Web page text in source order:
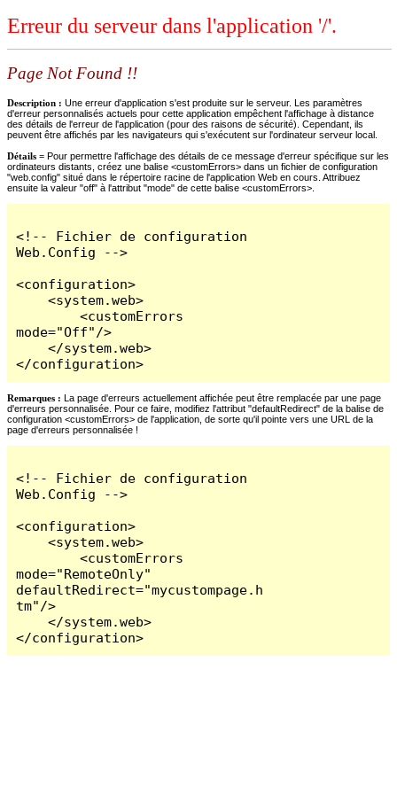
Erreur du serveur dans l'application '/'.
Page Not Found !!
Description : Une erreur d'application s'est produite sur le serveur. Les paramètres
d'erreur personnalisés actuels pour cette application empêchent l'affichage à distance
des détails de l'erreur de l'application (pour des raisons de sécurité). Cependant, ils
peuvent être affichés par les navigateurs qui s'exécutent sur l'ordinateur serveur local.
Détails = Pour permettre l'affichage des détails de ce message d'erreur spécifique sur les
ordinateurs distants, créez une balise <customErrors> dans un fichier de configuration
"web.config" situé dans le répertoire racine de l'application Web en cours. Attribuez
ensuite la valeur "off" à l'attribut "mode" de cette balise <customErrors>.
<!-- Fichier de configuration
Web.Config -->
<configuration>
    <system.web>
        <customErrors
mode="Off"/>
    </system.web>
</configuration>
Remarques : La page d'erreurs actuellement affichée peut être remplacée par une page
d'erreurs personnalisée. Pour ce faire, modifiez l'attribut "defaultRedirect" de la balise de
configuration <customErrors> de l'application, de sorte qu'il pointe vers une URL de la
page d'erreurs personnalisée !
<!-- Fichier de configuration
Web.Config -->
<configuration>
    <system.web>
        <customErrors
mode="RemoteOnly"
defaultRedirect="mycustompage.h
tm"/>
    </system.web>
</configuration>